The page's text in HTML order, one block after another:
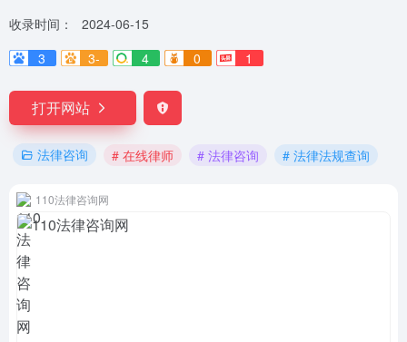
收录时间：
2024-06-15
3
3- 4 0 1
打开网站
法律咨询 # 在线律师 # 法律咨询 # 法律法规查询
110法律咨询网